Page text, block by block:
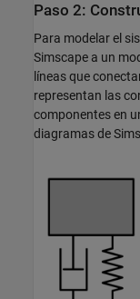
Paso 2:
Para modelar el
Simscape a un
líneas que
representan las
componentes en
diagramas de